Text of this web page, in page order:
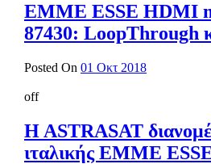
EMME ESSE HDMI
87430: LoopThrough
Posted On 01 Οκτ 2018
off
H ASTRASAT
ιταλικής EMME